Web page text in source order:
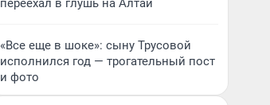
переехал в глушь на Алтай
«Все еще в шоке»: сыну Трусовой
исполнился год — трогательный пост
и фото